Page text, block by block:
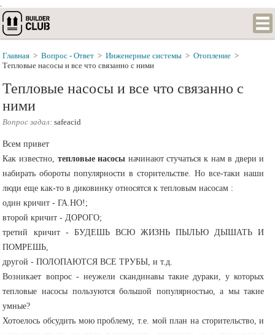
.
Главная > Вопрос - Ответ > Инженерные системы > Отопление >
Тепловые насосы и все что связанно с ними
Тепловые насосы и все что связанно с
ними
Вопрос задал: safeacid
Всем привет
Как известно, тепловые насосы начинают стучаться к нам в двери и
набирать обороты популярности в сторительстве. Но все-таки наши
люди еще как-то в диковинку относятся к тепловым насосам :
один кричит - ГА.НО!;
второй кричит - ДОРОГО;
третий кричит - БУДЕШЬ ВСЮ ЖИЗНЬ ПЫЛЬЮ ДЫШАТЬ И
ПОМРЕШЬ,
другой - ПОЛОПАЮТСЯ ВСЕ ТРУБЫ, и т.д.
Возникает вопрос - неужели скандинавы такие дураки, у которых
тепловые насосы пользуются большой популярностью, а мы такие
умные?
Хотоелось обсудить мою проблему, т.е. мой план на сторительство, и